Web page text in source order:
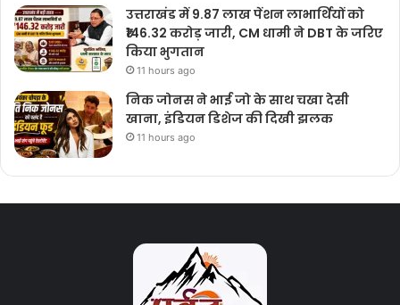
उत्तराखंड में 9.87 लाख पेंशन लाभार्थियों को
₹146.32 करोड़ जारी, CM धामी ने DBT के जरिए
किया भुगतान
11 hours ago
निक जोनस ने भाई जो के साथ चखा देसी
खाना, इंडियन डिशेज की दिखी झलक
11 hours ago